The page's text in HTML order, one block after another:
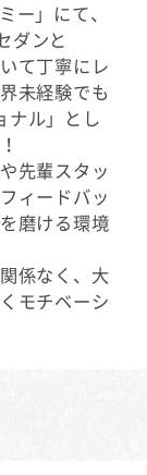
ー」にて、
ダンと
て丁寧にレ
未経験でも
ナル」とし
先輩スタッ
ィードバッ
磨ける環境
係なく、大
モチベーシ